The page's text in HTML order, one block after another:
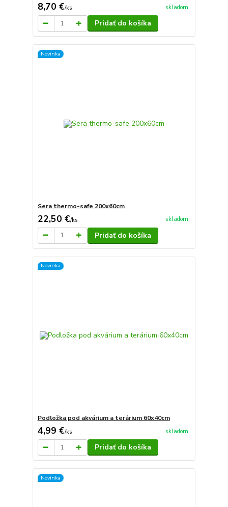
8,70 €/ks skladom
Pridať do košíka
Novinka
Sera thermo-safe 200x60cm
22,50 €/ks skladom
Pridať do košíka
Novinka
Podložka pod akvárium a terárium 60x40cm
4,99 €/ks skladom
Pridať do košíka
Novinka